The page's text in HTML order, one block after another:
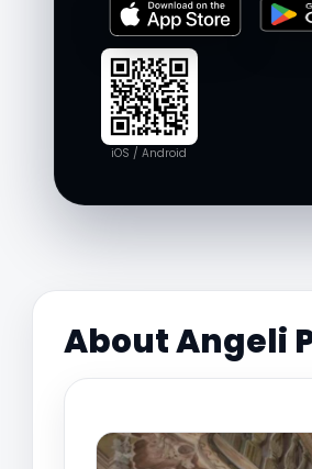
iOS / Android
About Angeli